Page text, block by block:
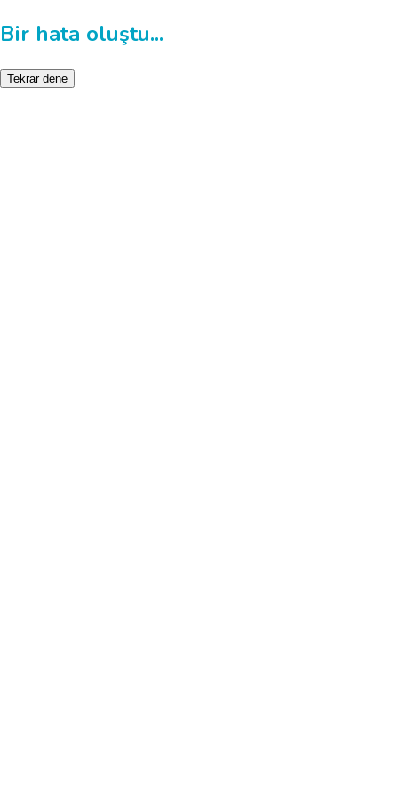
Bir hata oluştu...
Tekrar dene